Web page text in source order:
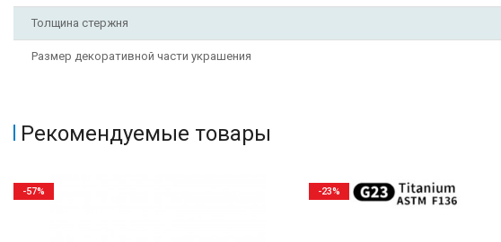
Толщина стержня
Размер декоративной части украшения
Рекомендуемые товары
-57% -23%